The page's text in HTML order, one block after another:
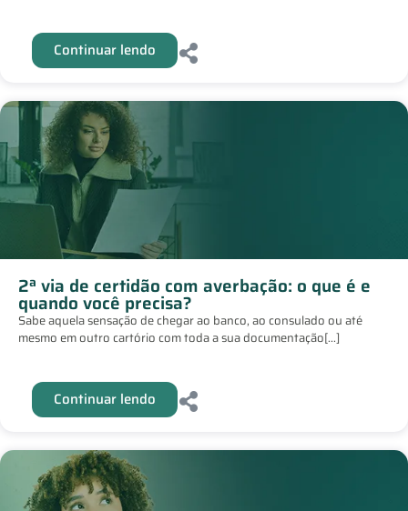
Continuar lendo
2ª via de certidão com averbação: o que é e
quando você precisa?
Sabe aquela sensação de chegar ao banco, ao consulado ou até
mesmo em outro cartório com toda a sua documentação[...]
Continuar lendo